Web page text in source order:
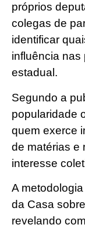
próprios
colegas de
identificar
influência nas
estadual.
Segundo a
popularidade
quem exerce
de matérias e
interesse
A
da Casa
revelando